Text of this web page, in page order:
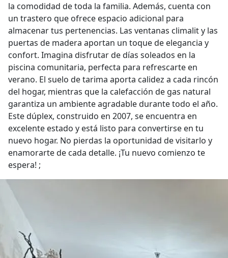
la comodidad de toda la familia. Además, cuenta con
un trastero que ofrece espacio adicional para
almacenar tus pertenencias. Las ventanas climalit y las
puertas de madera aportan un toque de elegancia y
confort. Imagina disfrutar de días soleados en la
piscina comunitaria, perfecta para refrescarte en
verano. El suelo de tarima aporta calidez a cada rincón
del hogar, mientras que la calefacción de gas natural
garantiza un ambiente agradable durante todo el año.
Este dúplex, construido en 2007, se encuentra en
excelente estado y está listo para convertirse en tu
nuevo hogar. No pierdas la oportunidad de visitarlo y
enamorarte de cada detalle. ¡Tu nuevo comienzo te
espera! ;